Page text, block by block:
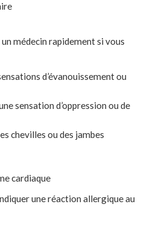
médecin rapidement si vous
d’évanouissement ou
sensation d’oppression ou de
chevilles ou des jambes
cardiaque
une réaction allergique au